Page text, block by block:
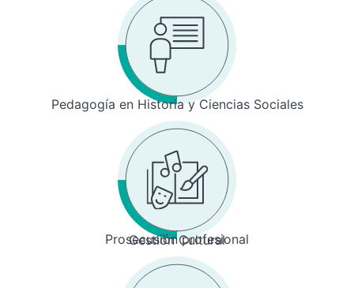
Pedagogía en Historia y Ciencias Sociales
Prosecusión profesional
Gestión Cultural